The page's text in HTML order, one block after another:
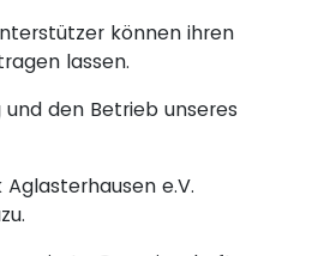
können ihren
lassen.
den Betrieb unseres
e.V.